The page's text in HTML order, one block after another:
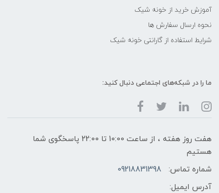
آموزش خرید از خونه شیک
نحوه ارسال سفارش ها
شرایط استفاده از گارانتی خونه شیک
ما را در شبکه‌های اجتماعی دنبال کنید:
هفت روز هفته ، از ساعت 10:00 تا 22:00 پاسخگوی شما
هستیم
شماره تماس:
09218831398
آدرس ایمیل: